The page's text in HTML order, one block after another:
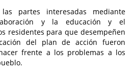
partes interesadas mediante
y la educación y el
residentes para que desempeñen
del plan de acción fueron
frente a los problemas a los